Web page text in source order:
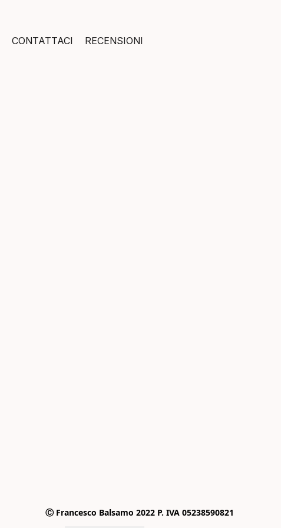
CONTATTACI RECENSIONI
Ⓒ Francesco Balsamo 2022 P. IVA 05238590821